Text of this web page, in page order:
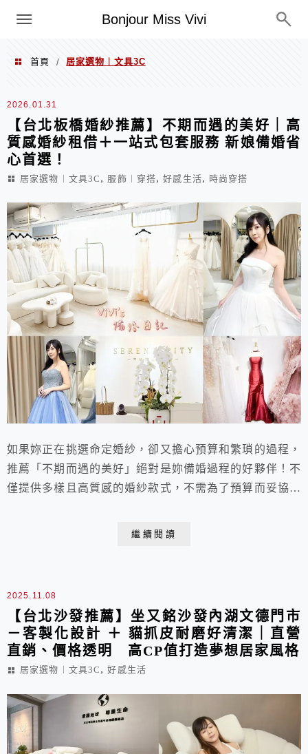
Bonjour Miss Vivi
選單
首頁 / 居家選物︱文具3C
居家選物︱文具3C
2026.01.31
【台北板橋婚紗推薦】不期而遇的美好｜高
質感婚紗租借＋一站式包套服務 新娘備婚省
心首選！
居家選物︱文具3C , 服飾︱穿搭,好感生活, 時尚穿搭
如果妳正在挑選命定婚紗，卻又擔心預算和繁瑣的過程，
推薦「不期而遇的美好」絕對是妳備婚過程的好夥伴！不
僅提供多樣且高質感的婚紗款式，不需為了預算而妥協，
繼續閱讀
2025.11.08
【台北沙發推薦】坐又銘沙發內湖文德門市
－客製化設計 ＋ 貓抓皮耐磨好清潔｜直營
直銷、價格透明 高CP值打造夢想居家風格
居家選物︱文具3C ,好感生活